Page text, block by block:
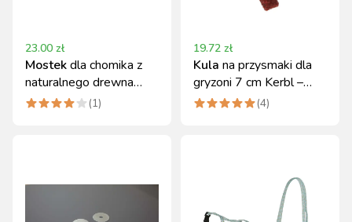
23.00 zł
Mostekdla chomika z
naturalnego drewna
57x7 cm Kerbl
(1)
19.72 zł
Kula na przysmaki dla
gryzoni 7 cm Kerbl –
regulowany otwór
(4)